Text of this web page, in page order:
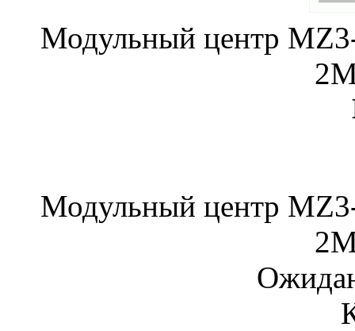
Модульный центр
Модульный центр